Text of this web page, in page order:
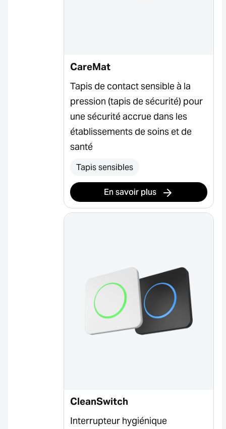
CareMat
Tapis de contact sensible à la
pression (tapis de sécurité) pour
une sécurité accrue dans les
établissements de soins et de
santé
Tapis sensibles
En savoir plus
CleanSwitch
Interrupteur hygiénique